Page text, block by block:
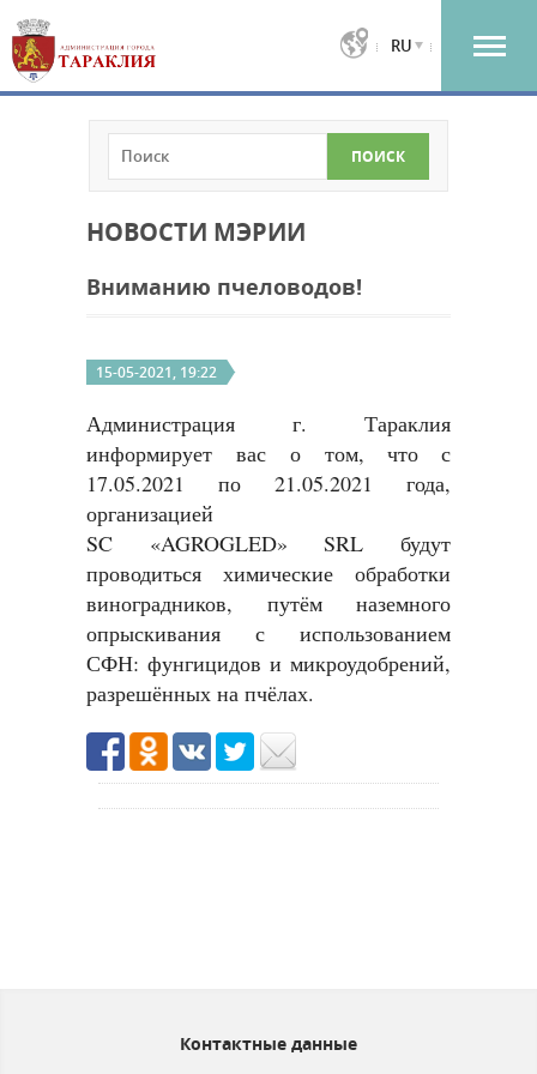
RU
НОВОСТИ МЭРИИ
Вниманию пчеловодов!
15-05-2021, 19:22
Администрация г. Тараклия
информирует вас о том, что с
17.05.2021 по 21.05.2021 года,
организацией
SC «AGROGLED» SRL будут
проводиться химические обработки
виноградников, путём наземного
опрыскивания с использованием
СФН: фунгицидов и микроудобрений,
разрешённых на пчёлах.
Контактные данные